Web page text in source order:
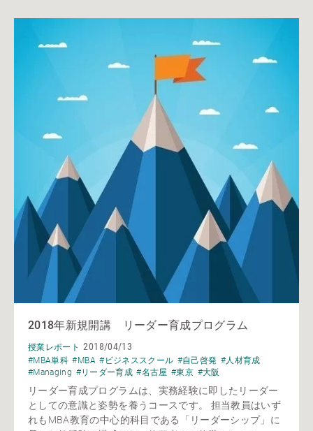
2018年新規開講 リーダー育成プログラム
授業レポート 2018/04/13
#MBA単科 #MBA #ビジネススクール #自己啓発 #人材育成
#Managing #リーダー育成 #名古屋 #東京 #大阪
リーダー育成プログラムは、実務経験に即したリーダー
としての意識と姿勢を養うコースです。 担当教員はいず
れもMBA教育の中心的科目である「リーダーシップ」に